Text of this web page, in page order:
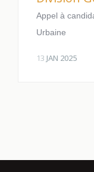
Appel à
Urbaine
13 JAN 2025